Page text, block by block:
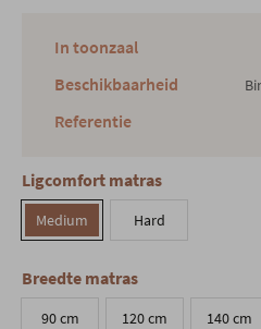
In toonzaal
Beschikbaarheid
Referentie
Ligcomfort matras
Medium Hard
Breedte matras
90 cm 120 cm 140 cm